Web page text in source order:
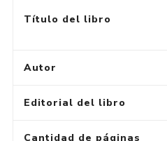
Título del libro
Autor
Editorial del libro
Cantidad de páginas